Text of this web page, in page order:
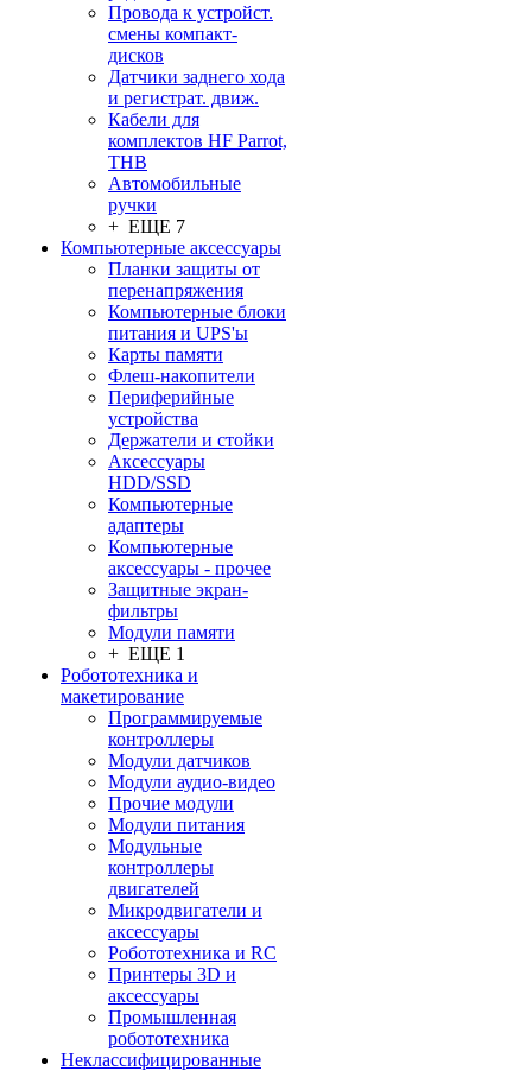
Провода к устройст.
смены компакт-
дисков
Датчики заднего хода
и регистрат. движ.
Кабели для
комплектов HF Parrot,
THB
Автомобильные
ручки
+ ЕЩЕ 7
Компьютерные аксессуары
Планки защиты от
перенапряжения
Компьютерные блоки
питания и UPS'ы
Карты памяти
Флеш-накопители
Периферийные
устройства
Держатели и стойки
Аксессуары
HDD/SSD
Компьютерные
адаптеры
Компьютерные
аксессуары - прочее
Защитные экран-
фильтры
Модули памяти
+ ЕЩЕ 1
Робототехника и
макетирование
Программируемые
контроллеры
Модули датчиков
Модули аудио-видео
Прочие модули
Модули питания
Модульные
контроллеры
двигателей
Микродвигатели и
аксессуары
Робототехника и RC
Принтеры 3D и
аксессуары
Промышленная
робототехника
Неклассифицированные